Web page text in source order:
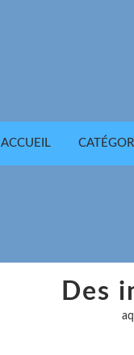
ACCUEIL
Des